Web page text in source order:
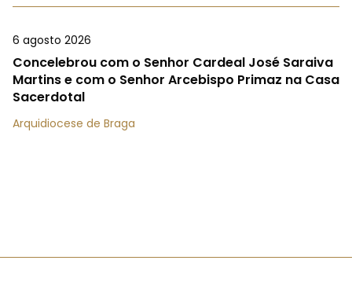
6 agosto 2026
Concelebrou com o Senhor Cardeal José Saraiva
Martins e com o Senhor Arcebispo Primaz na Casa
Sacerdotal
Arquidiocese de Braga